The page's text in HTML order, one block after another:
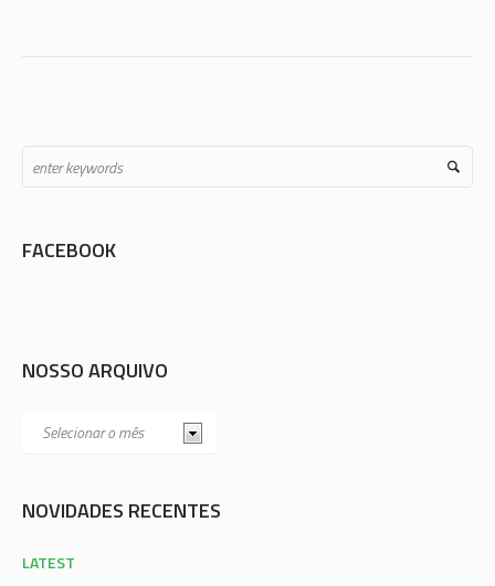
FACEBOOK
NOSSO ARQUIVO
NOVIDADES RECENTES
LATEST